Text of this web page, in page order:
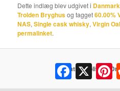
Dette indlæg blev udgivet i Danmark
Trolden Bryghusog tagget60.00%
NAS,Single cask whisky,Virgin
permalinket.
Privatlivspolitik
Facebook
X